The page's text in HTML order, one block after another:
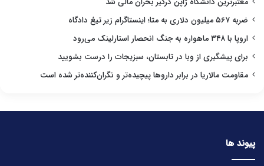
ضربه ۵۶۷ میلیون دلاری به متا؛ اینستاگرام زیر تیغ دادگاه
اروپا با ۳۴۸ ماهواره به جنگ انحصار استارلینک می‌رود
برای پیشگیری از وبا در تابستان، سبزیجات را درست بشویید
مقاومت مالاریا در برابر داروها پیچیده‌تر و نگران‌کننده‌تر شده است
پیوند ها